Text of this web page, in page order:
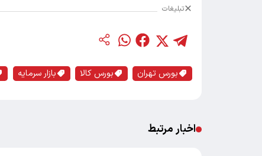
تبلیغات
بورس تهران بورس کالا بازار سرمایه
اخبار مرتبط